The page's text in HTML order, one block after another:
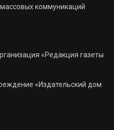
коммуникаций
«Редакция газеты
«Издательский дом